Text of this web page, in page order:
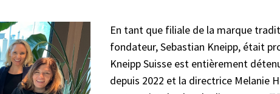
En tant que filiale de la marque
fondateur, Sebastian Kneipp, était
Kneipp Suisse est entièrement
depuis 2022 et la directrice Melanie